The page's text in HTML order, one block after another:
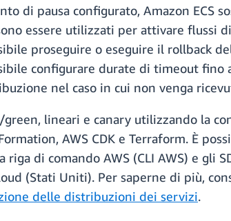
di pausa configurato, Amazon ECS
essere utilizzati per attivare flussi
proseguire o eseguire il rollback
configurare durate di timeout fino
nel caso in cui non venga
lineari e canary utilizzando la
AWS CDK e Terraform. È
di comando AWS (CLI AWS) e gli
(Stati Uniti). Per saperne di più,
delle distribuzioni dei servizi.